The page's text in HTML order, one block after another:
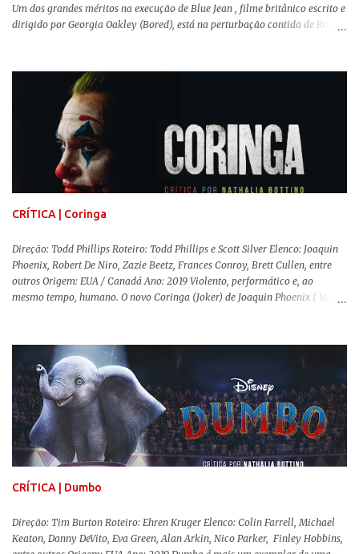
Um dos grandes méritos na execução de Blue Jean , filme britânico escrito e
dirigido por Georgia Oakley (Bored), está na perturbação contida de Rosy
movimentos e falas, equilibrada numa frágil neutralidade entre seu
trabalho e seus afetos, passando noites bebendo e jogando sinuca com seu
grupo de amigas lésbicas e sua amante. É imperativo para ela que ambos
os mundos não se cruzem de modo algum, pois o período histórico no qual
a história se passa - 1988 na Inglaterra - é de um contexto profundamente
conservador e hostil a pessoas queer. Com o governo liderado pela então
primeira-ministra Margaret Tatcher usando recursos supostamente
constitucionais para mobilizar campanhas agressivas ao modo de vida
CRÍTICA | Coringa
Direção: Todd Phillips Roteiro: Todd Phillips e Scott Silver Elenco: Joaquin
Phoenix, Robert De Niro, Zazie Beetz, Frances Conroy, Brett Cullen, entre
outros Origem: EUA / Canadá Ano: 2019 Violento, performático e, ao
mesmo tempo, humano. O novo Coringa (Joker) de Joaquin Phoenix ( Você
Comics . É importante ressaltar que este não é um filme de herói. E muito
menos de vilão. O longa de Todd Phillips (Se Beber, Não Case!) segue uma
trajetória profunda do reflexo da corrupção da sociedade na vida de um ser
humano, capaz de causar perturbação e desconforto do inicio ao fim da
projeção, e por mais um bom tempo após deixar o cinema. Trata-se de
uma obra difícil de ser "digerida", pois lida com temas sensíveis, como
abuso, doença mental, bullying e violência física. Todo esse turbilhão de
informações molda a mente d...
CRÍTICA | Dumbo
Direção: Tim Burton Roteiro: Ehren Kruger Elenco: Colin Farrell, Michael
Keaton, Danny DeVito, Eva Green, Alan Arkin, Nico Parker, Finley Hobbins,